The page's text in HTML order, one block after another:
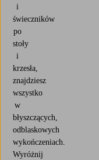
i
świeczników
po
stoły
i
krzesła,
znajdziesz
wszystko
w
błyszczących,
odblaskowych
wykończeniach.
Wyróżnij